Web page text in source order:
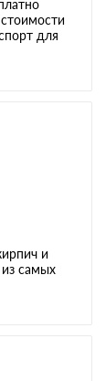
для
и
самых